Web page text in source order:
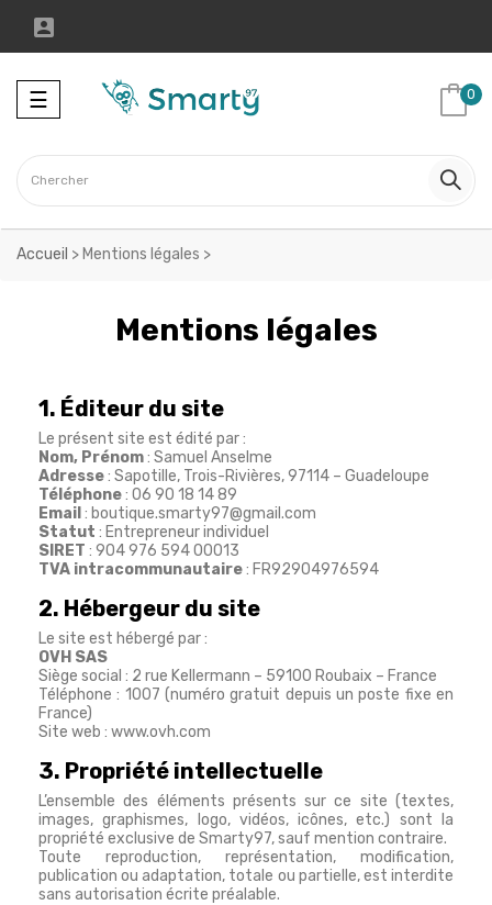

Toggle
navigation
☰ 0
Accueil > Mentions légales >
Mentions légales
1. Éditeur du site
Le présent site est édité par :
Nom, Prénom: Samuel Anselme
Adresse: Sapotille, Trois-Rivières, 97114 – Guadeloupe
Téléphone: 06 90 18 14 89
Email : boutique.smarty97@gmail.com
Statut : Entrepreneur individuel
SIRET : 904 976 594 00013
TVA intracommunautaire: FR92904976594
2. Hébergeur du site
Le site est hébergé par :
OVH SAS
Siège social : 2 rue Kellermann – 59100 Roubaix – France
Téléphone : 1007 (numéro gratuit depuis un poste fixe en
France)
Site web : www.ovh.com
3. Propriété intellectuelle
L’ensemble des éléments présents sur ce site (textes,
images, graphismes, logo, vidéos, icônes, etc.) sont la
propriété exclusive de Smarty97, sauf mention contraire.
Toute reproduction, représentation, modification,
publication ou adaptation, totale ou partielle, est interdite
sans autorisation écrite préalable.